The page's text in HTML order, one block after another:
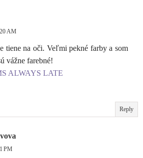
AM
tiene na oči. Veľmi pekné farby a som
vážne farebné!
ALWAYS LATE
Reply
PM